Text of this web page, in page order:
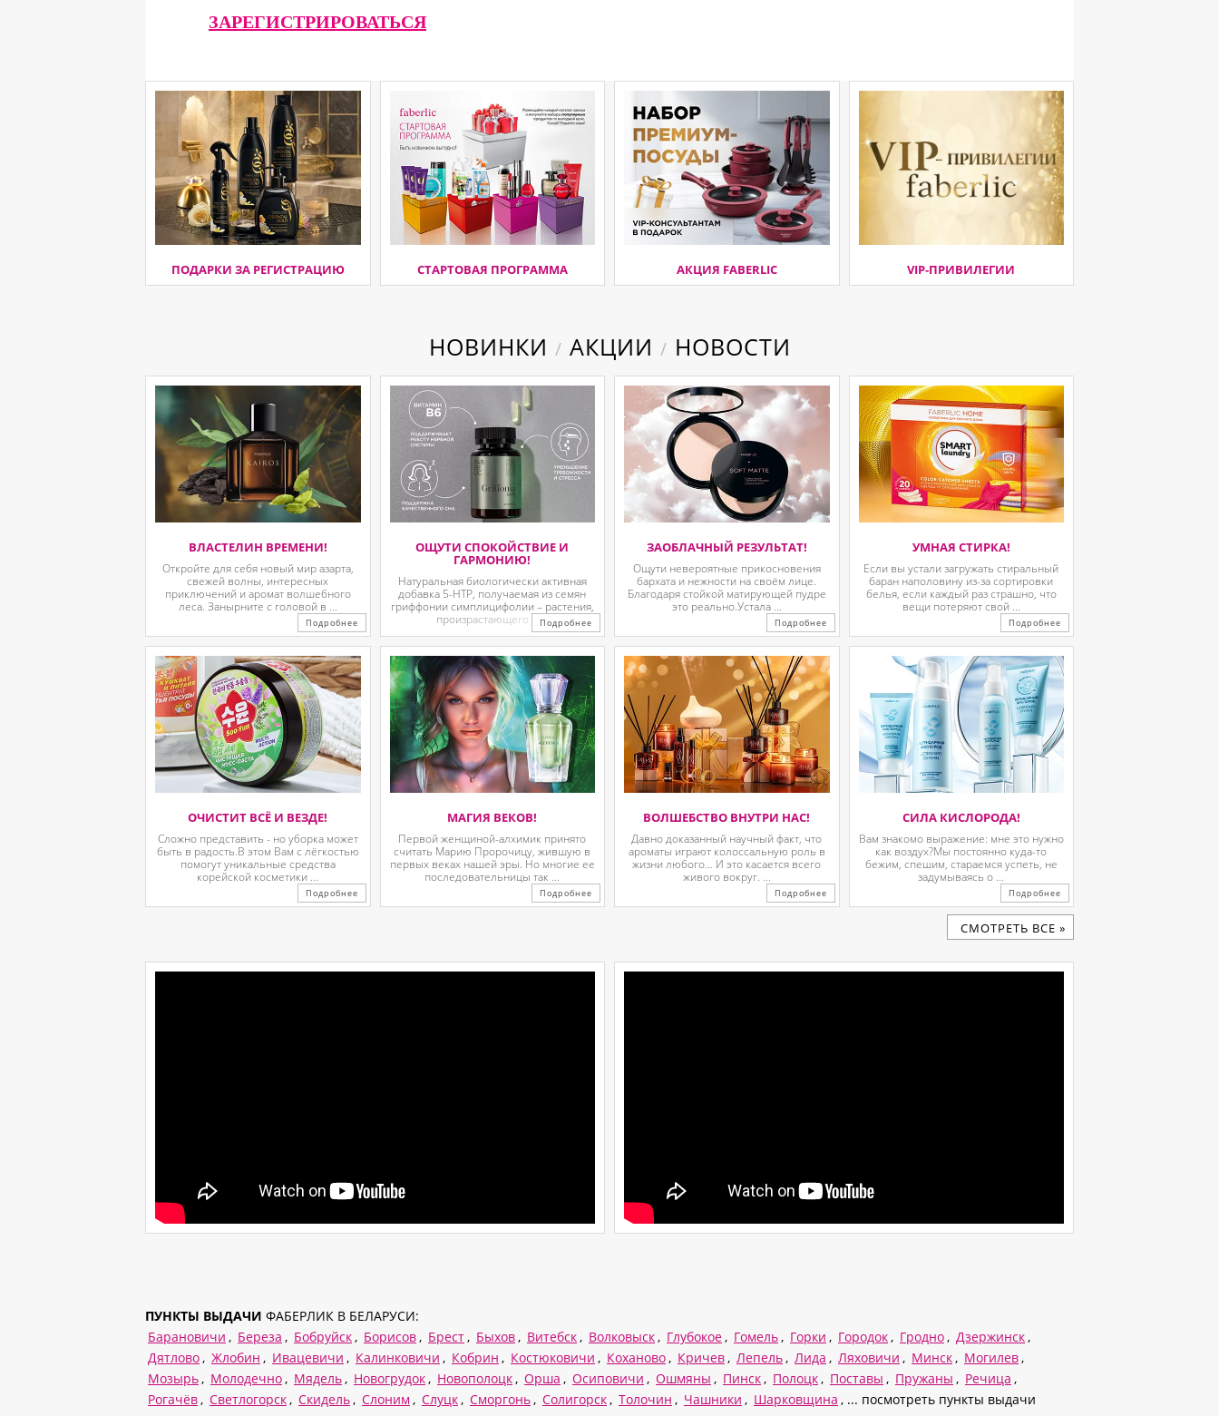
ЗАРЕГИСТРИРОВАТЬСЯ
ПОДАРКИ ЗА РЕГИСТРАЦИЮ СТАРТОВАЯ ПРОГРАММА АКЦИЯ FABERLIC VIP-ПРИВИЛЕГИИ
НОВИНКИ / АКЦИИ / НОВОСТИ
ВЛАСТЕЛИН ВРЕМЕНИ!
Откройте для себя новый мир азарта,
свежей волны, интересных
приключений и аромат волшебного
леса. Занырните с головой в ...
Подробнее
ОЩУТИ СПОКОЙСТВИЕ И
ГАРМОНИЮ!
Натуральная биологически активная
добавка 5-HTP, получаемая из семян
гриффонии симплицифолии – растения,
произрастающего в ...Подробнее
ЗАОБЛАЧНЫЙ РЕЗУЛЬТАТ!
Ощути невероятные прикосновения
бархата и нежности на своём лице.
Благодаря стойкой матирующей пудре
это реально.Устала ...
Подробнее
УМНАЯ СТИРКА!
Если вы устали загружать стиральный
баран наполовину из-за сортировки
белья, если каждый раз страшно, что
вещи потеряют свой ...
Подробнее
ОЧИСТИТ ВСЁ И ВЕЗДЕ!
Сложно представить - но уборка может
быть в радость.В этом Вам с лёгкостью
помогут уникальные средства
корейской косметики ...
Подробнее
МАГИЯ ВЕКОВ!
Первой женщиной-алхимик принято
считать Марию Пророчицу, жившую в
первых веках нашей эры. Но многие ее
последовательницы так ...
Подробнее
ВОЛШЕБСТВО ВНУТРИ НАС!
Давно доказанный научный факт, что
ароматы играют колоссальную роль в
жизни любого… И это касается всего
живого вокруг. ...
Подробнее
СИЛА КИСЛОРОДА!
Вам знакомо выражение: мне это нужно
как воздух?Мы постоянно куда-то
бежим, спешим, стараемся успеть, не
задумываясь о ...
Подробнее
CМОТРЕТЬ ВСЕ »
ПУНКТЫ ВЫДАЧИ ФАБЕРЛИК В БЕЛАРУСИ:
Барановичи , Береза , Бобруйск, Борисов, Брест, Быхов, Витебск, Волковыск, Глубокое, Гомель, Горки , Городок, Гродно, Дзержинск,
Дятлово, Жлобин , Ивацевичи , Калинковичи , Кобрин , Костюковичи , Коханово, Кричев, Лепель, Лида , Ляховичи , Минск, Могилев,
Мозырь, Молодечно, Мядель, Новогрудок, Новополоцк, Орша , Осиповичи , Ошмяны , Пинск, Полоцк, Поставы , Пружаны , Речица ,
Рогачёв, Светлогорск, Скидель, Слоним , Слуцк, Сморгонь, Солигорск, Толочин , Чашники , Шарковщина , ... посмотреть пункты выдачи